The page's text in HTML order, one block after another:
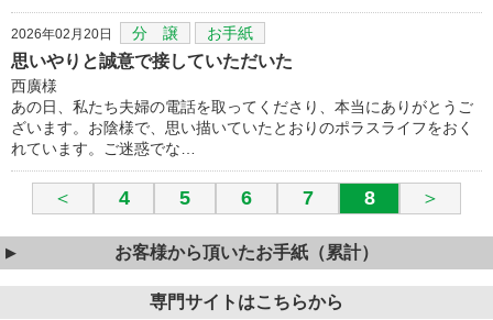
2026年02月20日 分 譲 お手紙
思いやりと誠意で接していただいた
西廣様
あの日、私たち夫婦の電話を取ってくださり、本当にありがとうご
ざいます。お陰様で、思い描いていたとおりのポラスライフをおく
れています。ご迷惑でな…
＜ 4 5 6 7 8 ＞
お客様から頂いたお手紙（累計）
専門サイトはこちらから